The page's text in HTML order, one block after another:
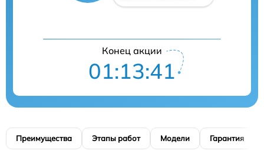
Конец акции
01:13:41
Преимущества Этапы работ Модели Гарантия